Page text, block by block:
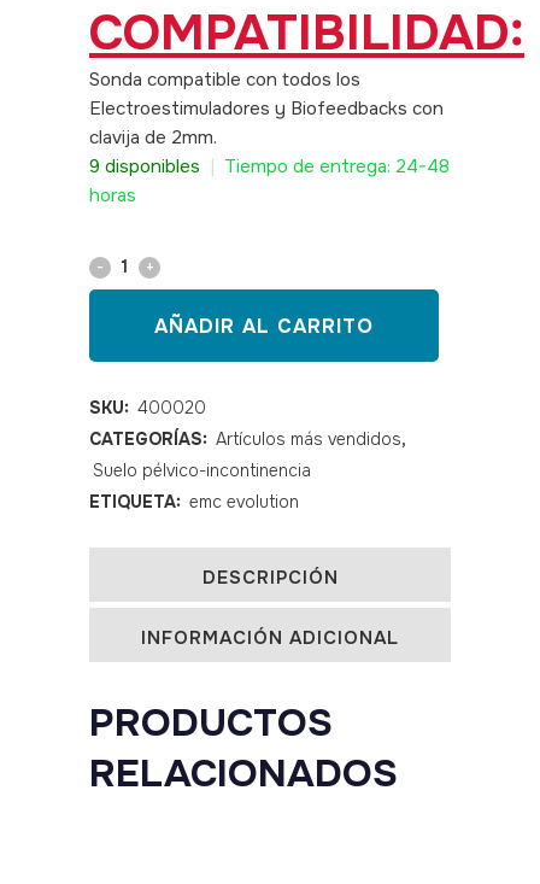
COMPATIBILIDAD:
Sonda compatible con todos los
Electroestimuladores y Biofeedbacks con
clavija de 2mm.
9 disponibles
Tiempo de entrega: 24-48
horas
Sonda
Interlax
Plus
tipo
periform
AÑADIR AL CARRITO
SKU: 400020
CATEGORÍAS: Artículos más vendidos,
Suelo pélvico-incontinencia
ETIQUETA: emc evolution
DESCRIPCIÓN
INFORMACIÓN ADICIONAL
PRODUCTOS
RELACIONADOS